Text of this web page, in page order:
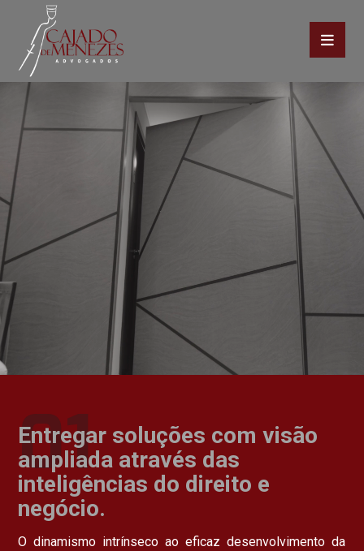
01
Entregar soluções com visão
ampliada através das
inteligências do direito e
negócio.
O dinamismo intrínseco ao eficaz desenvolvimento da